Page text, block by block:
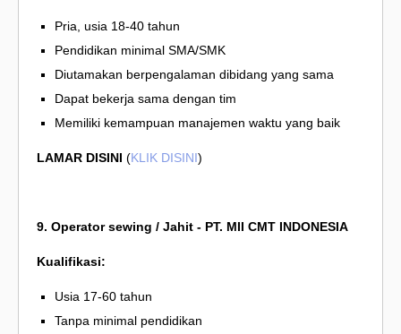
Pria, usia 18-40 tahun
Pendidikan minimal SMA/SMK
Diutamakan berpengalaman dibidang yang sama
Dapat bekerja sama dengan tim
Memiliki kemampuan manajemen waktu yang baik
LAMAR DISINI (KLIK DISINI)
9. Operator sewing / Jahit - PT. MII CMT INDONESIA
Kualifikasi:
Usia 17-60 tahun
Tanpa minimal pendidikan